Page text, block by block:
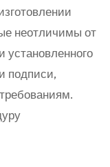
неотличимы от
установленного
подписи,